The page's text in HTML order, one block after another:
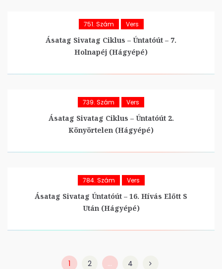
751. Szám Vers
Ásatag Sivatag Ciklus – Úntatóút – 7.
Holnapéj (hágyépé)
739. Szám Vers
Ásatag Sivatag Ciklus – Úntatóút 2.
Könyörtelen (hágyépé)
784. Szám Vers
Ásatag Sivatag Úntatóút – 16. Hívás Előtt S
Után (hágyépé)
1 2 … 4